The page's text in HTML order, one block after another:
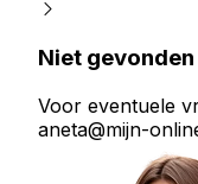
Niet
Voor eventuele
aneta@mijn-